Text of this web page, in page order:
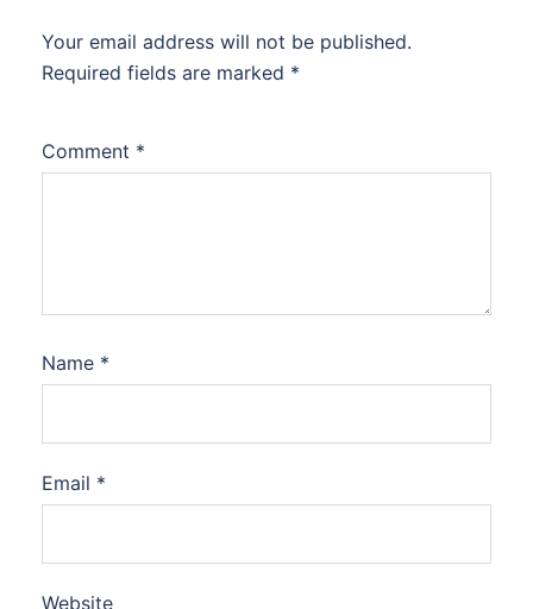
Your email address will not be published.
Required fields are marked *
Comment *
Name *
Email *
Website